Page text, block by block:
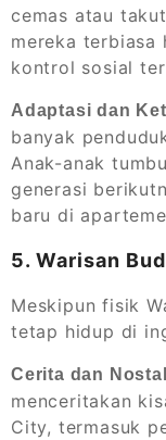
cemas atau
mereka terbiasa
kontrol sosial
Adaptasi dan
banyak
Anak-anak
generasi
baru di
5. Warisan
Meskipun fisik
tetap hidup di
Cerita dan
menceritakan
City, termasuk